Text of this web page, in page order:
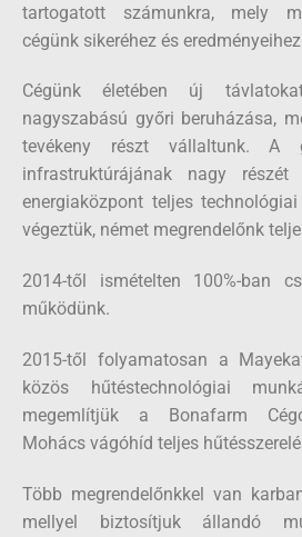
tartogatott számunkra, mely
cégünk sikeréhez és
Cégünk életében új
nagyszabású győri beruházása,
tevékeny részt vállaltunk. A
infrastruktúrájának nagy
energiaközpont teljes
végeztük, német megrendelőnk
2014-től ismételten 100%-ban
működünk.
2015-től folyamatosan a
közös hűtéstechnológiai
megemlítjük a Bonafarm
Mohács vágóhíd teljes
Több megrendelőnkkel van
mellyel biztosítjuk állandó